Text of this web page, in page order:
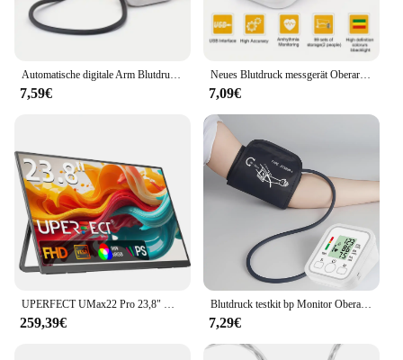
7,59€
Neues Blutdruck messgerät Oberarm automatisches Tono meter digitales Blutdruck messgerät bp medizinisches Blutdruck messgerät Puls
7,09€
259,39€
Blutdruck testkit bp Monitor Oberarm automatisches Tono meter digitales Blutdruck messgerät Puls medizinisches Gerät
7,29€